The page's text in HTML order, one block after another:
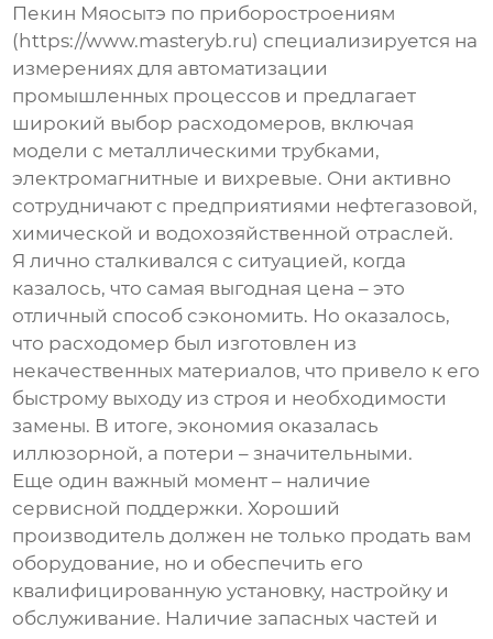
Пекин Мяосытэ по приборостроениям
(https://www.masteryb.ru) специализируется на
измерениях для автоматизации
промышленных процессов и предлагает
широкий выбор расходомеров, включая
модели с металлическими трубками,
электромагнитные и вихревые. Они активно
сотрудничают с предприятиями нефтегазовой,
химической и водохозяйственной отраслей.
Я лично сталкивался с ситуацией, когда
казалось, что самая выгодная цена – это
отличный способ сэкономить. Но оказалось,
что расходомер был изготовлен из
некачественных материалов, что привело к его
быстрому выходу из строя и необходимости
замены. В итоге, экономия оказалась
иллюзорной, а потери – значительными.
Еще один важный момент – наличие
сервисной поддержки. Хороший
производитель должен не только продать вам
оборудование, но и обеспечить его
квалифицированную установку, настройку и
обслуживание. Наличие запасных частей и